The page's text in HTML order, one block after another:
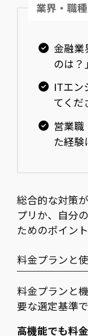
業界・職
金融業
のは？」
ITエン
てくだ
営業職
た経験
総合的な対策
プリか、自分
ためのポイント
料金プランと
料金プランと
要な選定基準で
高機能でも料